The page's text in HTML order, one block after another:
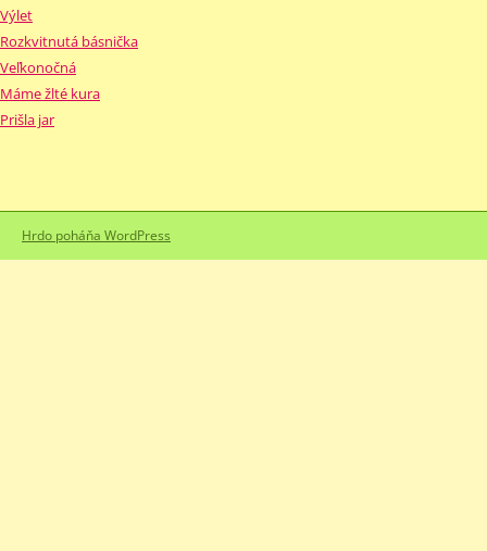
Výlet
Rozkvitnutá básnička
Veľkonočná
Máme žlté kura
Prišla jar
Hrdo poháňa WordPress